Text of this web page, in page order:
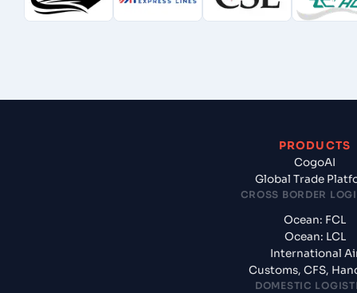
PRODUCTS
CogoAI
Global Trade
CROSS BORDER
Ocean: FCL
Ocean: LCL
International
Customs, CFS,
DOMESTIC